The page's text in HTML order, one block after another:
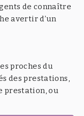
de connaître
avertir d’un
proches du
des prestations,
prestation, ou